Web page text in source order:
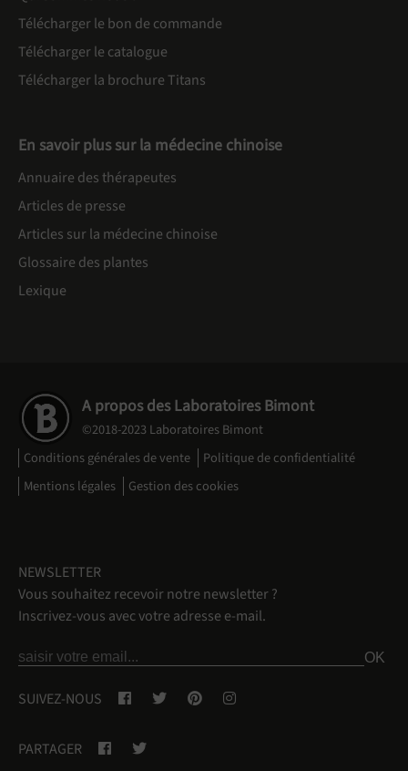
Télécharger le bon de commande
Télécharger le catalogue
Télécharger la brochure Titans
En savoir plus sur la médecine chinoise
Annuaire des thérapeutes
Articles de presse
Articles sur la médecine chinoise
Glossaire des plantes
Lexique
A propos des Laboratoires Bimont
©2018-2023 Laboratoires Bimont
Conditions générales de vente
Politique de confidentialité
Mentions légales
Gestion des cookies
NEWSLETTER
Vous souhaitez recevoir notre newsletter ?
Inscrivez-vous avec votre adresse e-mail.
SUIVEZ-NOUS
PARTAGER